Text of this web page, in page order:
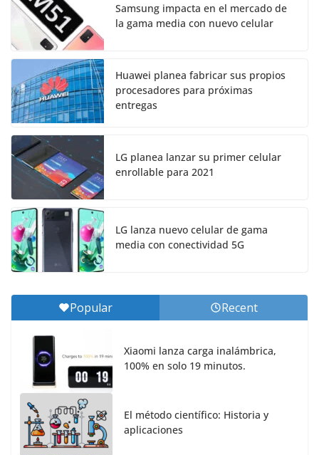
Samsung impacta en el mercado de
la gama media con nuevo celular
Huawei planea fabricar sus propios
procesadores para próximas
entregas
LG planea lanzar su primer celular
enrollable para 2021
LG lanza nuevo celular de gama
media con conectividad 5G
Popular Recent
Xiaomi lanza carga inalámbrica,
100% en solo 19 minutos.
El método científico: Historia y
aplicaciones